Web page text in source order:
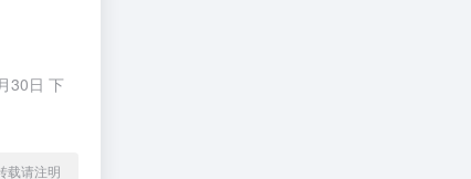
30日 下
载请注明